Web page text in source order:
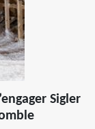
Sigler